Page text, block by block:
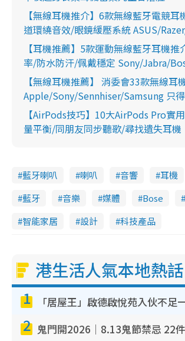
【無線耳機推介】6款無線藍牙電競耳
道環繞音效/眼鏡緩壓系統 ASUS/
【耳機推薦】5款運動無線藍牙耳機推
率/防水防汗/佩戴穩定 Sony/Jabra/
【無線耳機推薦】 消委會33款無線耳
Apple/Sony/Sennhiser/Samsung 只
【AirPods技巧】10大AirPods Pro實
量平衡/同朋友同步聽歌/尋找遺失耳機
藍牙喇叭 喇叭 音響 耳機
藍牙
音樂 媒體 Bose
智能家居
設計 科技產品
港生活人氣本地熱話
1
2